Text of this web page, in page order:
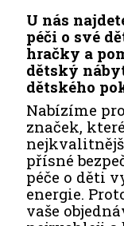
U nás
péči o své
hračky a
dětský
dětského
Nabízíme
značek,
přísné
péče o děti
energie.
vaše